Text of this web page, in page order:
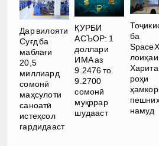
Дар вилояти
Суғд ба
маблағи
20,5
миллиард
сомонӣ
маҳсулоти
саноатӣ
истеҳсол
гардидааст
ҚУРБИ
АСЪОР: 1
доллари
ИМА аз
9.2476 то
9.2700
сомонӣ
муқррар
шудааст
ба
лоиҳаи
роҳи
намуд